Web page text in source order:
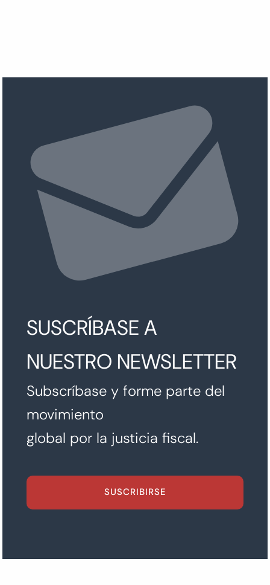
SUSCRÍBASE A
NUESTRO NEWSLETTER
Subscríbase y forme parte del
movimiento
global por la justicia fiscal.
SUSCRIBIRSE